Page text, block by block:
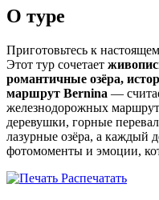
О туре
Приготовьтесь к
Этот тур сочетает
романтичные озёра,
маршрут Bernina —
железнодорожных
деревушки, горные
лазурные озёра, а каждый
фотомоменты и эмоции,
Распечатать